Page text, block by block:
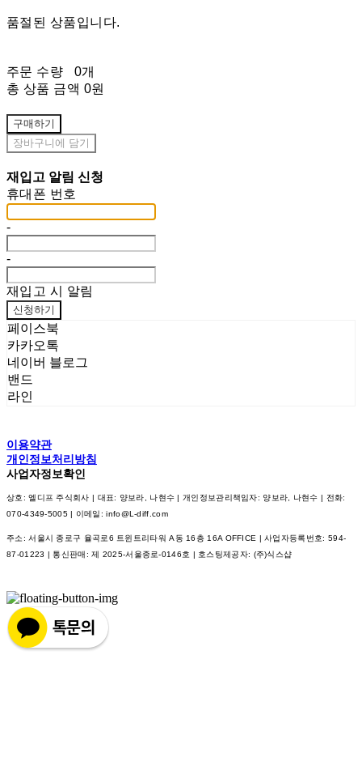
품절된 상품입니다.
주문 수량
0개
총 상품 금액 0원
구매하기
장바구니에 담기
재입고 알림 신청
휴대폰 번호
-
-
재입고 시 알림
신청하기
페이스북
카카오톡
네이버 블로그
밴드
라인
이용약관
개인정보처리방침
사업자정보확인
상호: 엘디프 주식회사 | 대표: 양보라, 나현수 | 개인정보관리책임자: 양보라, 나현수 | 전화:
070-4349-5005 | 이메일: info@L-diff.com
주소: 서울시 종로구 율곡로6 트윈트리타워 A동 16층 16A OFFICE | 사업자등록번호: 594-
87-01223 | 통신판매:제 2025-서울종로-0146호 | 호스팅제공자: (주)식스샵